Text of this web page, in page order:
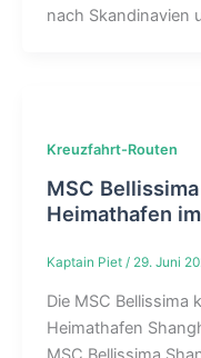
nach Skandinavien
Kreuzfahrt-Routen
MSC
Heimathafen
Kaptain Piet / 29. Juni
Die MSC Bellissima
Heimathafen